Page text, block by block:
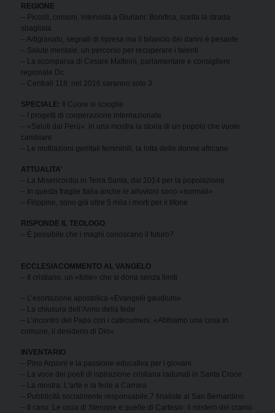
REGIONE
– Piccoli, comuni, intervista a Giurlani: Bonifica, scelta la strada
sbagliata
– Artigianato, segnali di ripresa ma il bilancio dei danni è pesante
– Salute mentale, un percorso per recuperare i talenti
– La scomparsa di Cesare Matteini, parlamentare e consigliere
regionale Dc
– Centrali 118: nel 2016 saranno solo 3
SPECIALE: Il Cuore si scioglie
– I progetti di cooperazione internazionale
– «Saluti dal Perù»: in una mostra la storia di un popolo che vuole
cambiare
– Le mutilazioni genitali femminili, la lotta delle donne africane
ATTUALITA’
– La Misericordia in Terra Santa, dal 2014 per la popolazione
– In questa fragile Italia anche le alluvioni sono «normali»
– Filippine, sono già oltre 5 mila i morti per il tifone
RISPONDE IL TEOLOGO
– È possibile che i maghi conoscano il futuro?
ECCLESIACOMMENTO AL VANGELO
– Il cristiano, un «folle» che si dona senza limiti
– L’esortazione apostolica «Evangelii gaudium»
– La chiusura dell’Anno della fede
– L’incontro del Papa con i catecumeni: «Abbiamo una cosa in
comune, il desiderio di Dio»
INVENTARIO
– Pino Arpioni e la passione educativa per i giovani
– La voce dei poeti di ispirazione cristiana radunati in Santa Croce
– La mostra: L’arte e la fede a Carrara
– Pubblicità socialmente responsabile,7 finaliste al San Bernardino
– Il caso: Le ossa di Stenone e quelle di Cartesio: il mistero del cranio